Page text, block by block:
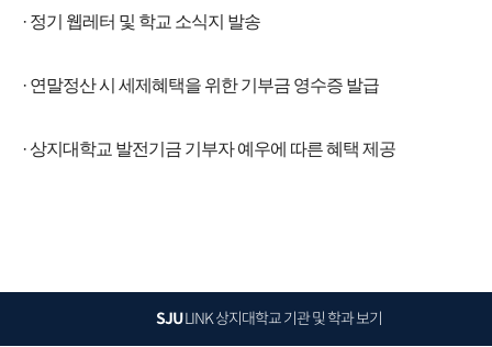
· 정기 웹레터 및 학교 소식지 발송
· 연말정산 시 세제혜택을 위한 기부금 영수증 발급
· 상지대학교 발전기금 기부자 예우에 따른 혜택 제공
SJULINK상지대학교 기관 및 학과 보기